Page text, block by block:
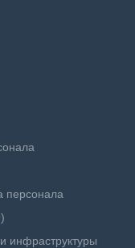
персонала
инфраструктуры